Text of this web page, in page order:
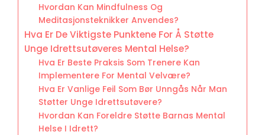
Hvordan Kan Mindfulness Og
Meditasjonsteknikker Anvendes?
Hva Er De Viktigste Punktene For Å Støtte
Unge Idrettsutøveres Mental Helse?
Hva Er Beste Praksis Som Trenere Kan
Implementere For Mental Velvære?
Hva Er Vanlige Feil Som Bør Unngås Når Man
Støtter Unge Idrettsutøvere?
Hvordan Kan Foreldre Støtte Barnas Mental
Helse I Idrett?